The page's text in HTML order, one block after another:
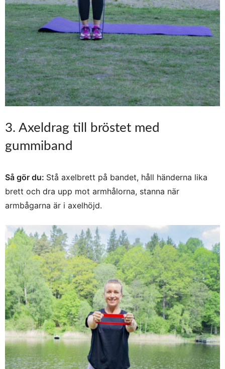
3. Axeldrag till bröstet med
gummiband
Så gör du: Stå axelbrett på bandet, håll händerna lika
brett och dra upp mot armhålorna, stanna när
armbågarna är i axelhöjd.